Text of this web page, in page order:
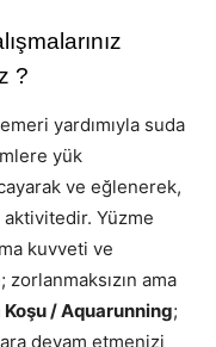
?
yardımıyla suda
yük
ve eğlenerek,
Yüzme
kuvveti ve
ama
Koşu / Aquarunning;
devam etmenizi